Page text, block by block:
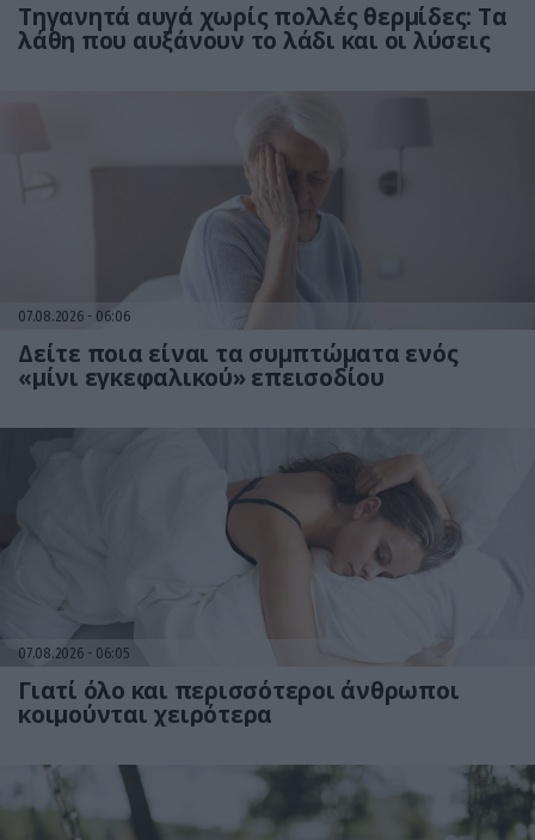
Τηγανητά αυγά χωρίς πολλές θερμίδες: Τα
λάθη που αυξάνουν το λάδι και οι λύσεις
07.08.2026 06:06
Δείτε ποια είναι τα συμπτώματα ενός
«μίνι εγκεφαλικού» επεισοδίου
07.08.2026 06:05
Γιατί όλο και περισσότεροι άνθρωποι
κοιμούνται χειρότερα